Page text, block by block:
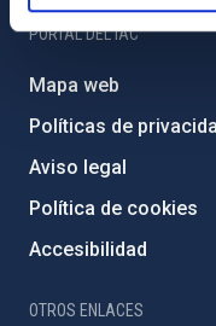
PORTAL DEL IAC
Mapa web
Políticas de
Aviso legal
Política de cookies
Accesibilidad
OTROS ENLACES